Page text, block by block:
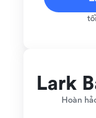
Lark
Hoàn